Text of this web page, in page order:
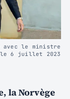
avec le ministre
le 6 juillet 2023
la Norvège